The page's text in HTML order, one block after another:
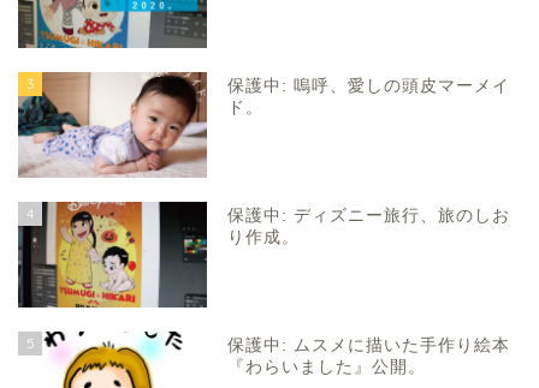
3
保護中: 嗚呼、愛しの頭皮マーメイ
ド。
4
保護中: ディズニー旅行、旅のしお
り作成。
5
保護中: ムスメに描いた手作り絵本
『わらいました』公開。